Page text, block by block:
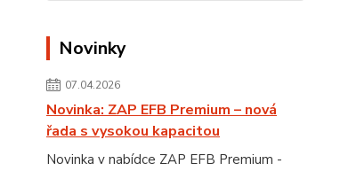
Novinky
07.04.2026
Novinka: ZAP EFB Premium – nová
řada s vysokou kapacitou
Novinka v nabídce ZAP EFB Premium -